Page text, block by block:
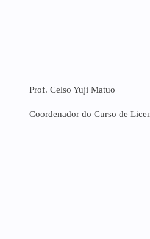
Prof. Celso Yuji Matuo
Coordenador do Curso de